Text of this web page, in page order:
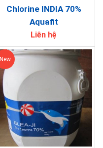
Chlorine INDIA 70%
Aquafit
Liên hệ
New